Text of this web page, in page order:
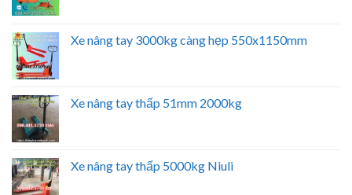
Xe nâng tay 3000kg càng hẹp 550x1150mm
Xe nâng tay thấp 51mm 2000kg
Xe nâng tay thấp 5000kg Niuli